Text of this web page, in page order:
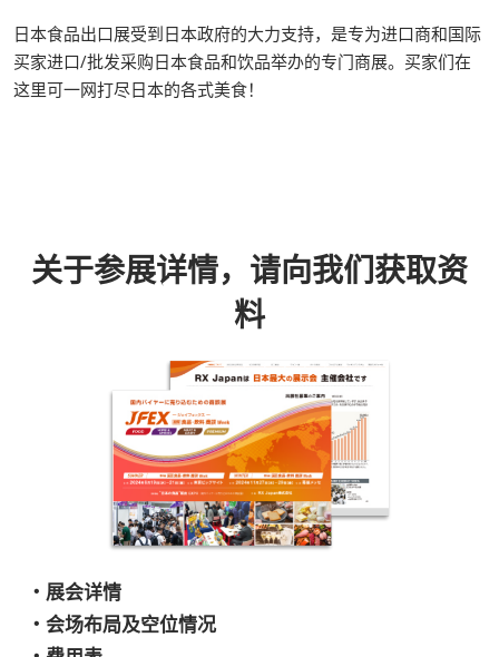
日本食品出口展受到日本政府的大力支持，是专为进口商和国际
买家进口/批发采购日本食品和饮品举办的专门商展。买家们在
这里可一网打尽日本的各式美食！
关于参展详情，请向我们获取资
料
・展会详情
・会场布局及空位情况